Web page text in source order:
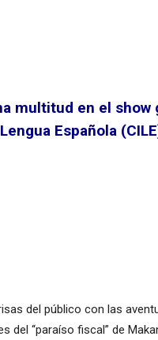
multitud en el
Española
del público con las
“paraíso fiscal” de